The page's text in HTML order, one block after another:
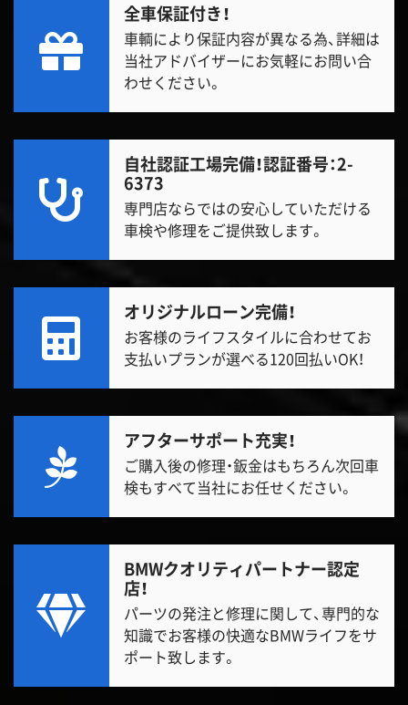
全車保証付き！
車輌により保証内容が異なる為、詳細は
当社アドバイザーにお気軽にお問い合
わせください。
自社認証工場完備！認証番号：2-
6373
専門店ならではの安心していただける
車検や修理をご提供致します。
オリジナルローン完備！
お客様のライフスタイルに合わせてお
支払いプランが選べる120回払いOK！
アフターサポート充実！
ご購入後の修理・鈑金はもちろん次回車
検もすべて当社にお任せください。
BMWクオリティパートナー認定
店！
パーツの発注と修理に関して、専門的な
知識でお客様の快適なBMWライフをサ
ポート致します。